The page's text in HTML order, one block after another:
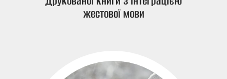
жестової мови